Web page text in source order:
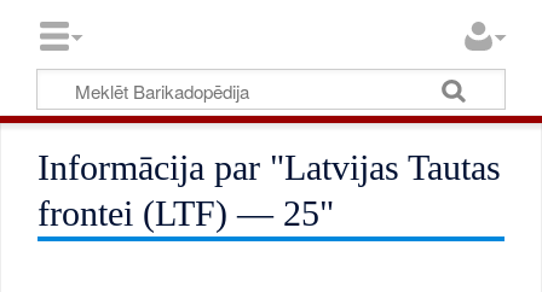
Informācija par "Latvijas Tautas
frontei (LTF) — 25"